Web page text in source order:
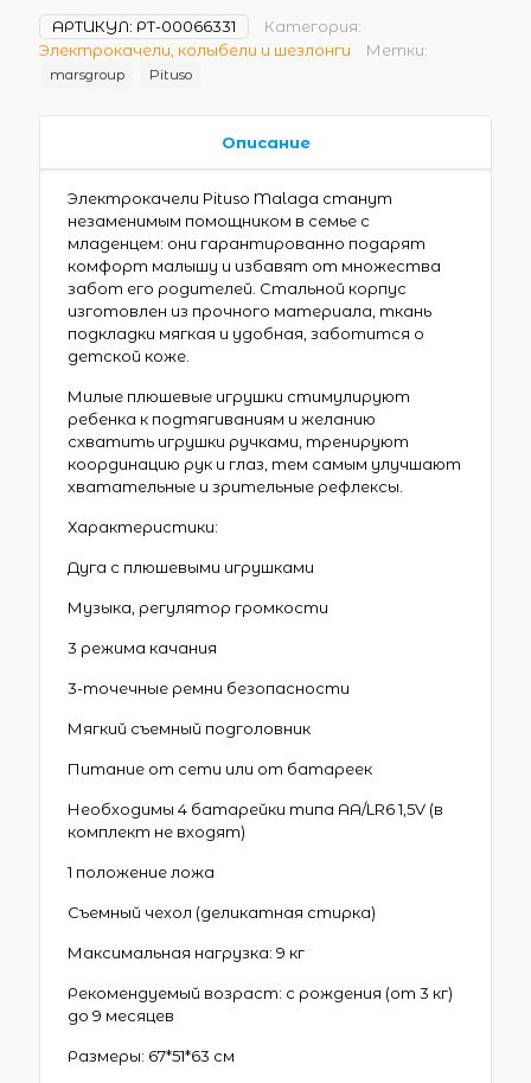
АРТИКУЛ: РТ-00066331
Категория:
Электрокачели, колыбели и шезлонги
Метки:
marsgroup Pituso
Описание
Электрокачели Pituso Malaga станут
незаменимым помощником в семье с
младенцем: они гарантированно подарят
комфорт малышу и избавят от множества
забот его родителей. Стальной корпус
изготовлен из прочного материала, ткань
подкладки мягкая и удобная, заботится о
детской коже.
Милые плюшевые игрушки стимулируют
ребенка к подтягиваниям и желанию
схватить игрушки ручками, тренируют
координацию рук и глаз, тем самым улучшают
хватательные и зрительные рефлексы.
Характеристики:
Дуга с плюшевыми игрушками
Музыка, регулятор громкости
3 режима качания
3-точечные ремни безопасности
Мягкий съемный подголовник
Питание от сети или от батареек
Необходимы 4 батарейки типа АА/LR6 1,5V (в
комплект не входят)
1 положение ложа
Съемный чехол (деликатная стирка)
Максимальная нагрузка: 9 кг
Рекомендуемый возраст: с рождения (от 3 кг)
до 9 месяцев
Размеры: 67*51*63 см